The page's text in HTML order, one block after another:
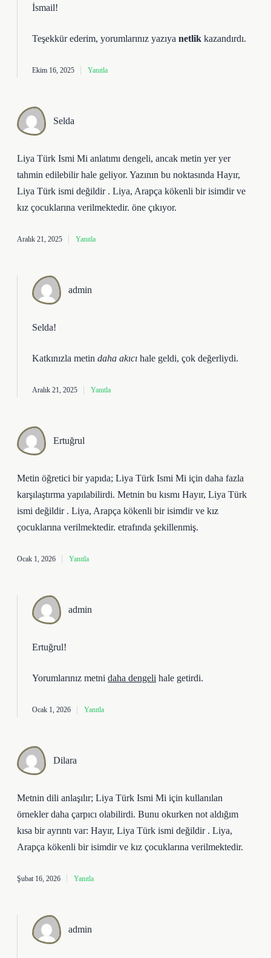
İsmail!
Teşekkür ederim, yorumlarınız yazıya netlik kazandırdı.
Ekim 16, 2025 Yanıtla
Selda
Liya Türk Ismi Mi anlatımı dengeli, ancak metin yer yer
tahmin edilebilir hale geliyor. Yazının bu noktasında Hayır,
Liya Türk ismi değildir . Liya, Arapça kökenli bir isimdir ve
kız çocuklarına verilmektedir. öne çıkıyor.
Aralık 21, 2025 Yanıtla
admin
Selda!
Katkınızla metin daha akıcı hale geldi, çok değerliydi.
Aralık 21, 2025 Yanıtla
Ertuğrul
Metin öğretici bir yapıda; Liya Türk Ismi Mi için daha fazla
karşılaştırma yapılabilirdi. Metnin bu kısmı Hayır, Liya Türk
ismi değildir . Liya, Arapça kökenli bir isimdir ve kız
çocuklarına verilmektedir. etrafında şekillenmiş.
Ocak 1, 2026 Yanıtla
admin
Ertuğrul!
Yorumlarınız metni daha dengeli hale getirdi.
Ocak 1, 2026 Yanıtla
Dilara
Metnin dili anlaşılır; Liya Türk Ismi Mi için kullanılan
örnekler daha çarpıcı olabilirdi. Bunu okurken not aldığım
kısa bir ayrıntı var: Hayır, Liya Türk ismi değildir . Liya,
Arapça kökenli bir isimdir ve kız çocuklarına verilmektedir.
Şubat 16, 2026 Yanıtla
admin